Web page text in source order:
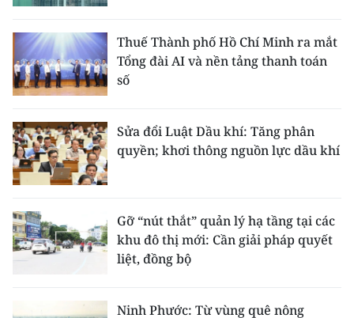
Thuế Thành phố Hồ Chí Minh ra mắt
Tổng đài AI và nền tảng thanh toán
số
Sửa đổi Luật Dầu khí: Tăng phân
quyền; khơi thông nguồn lực dầu khí
Gỡ “nút thắt” quản lý hạ tầng tại các
khu đô thị mới: Cần giải pháp quyết
liệt, đồng bộ
Ninh Phước: Từ vùng quê nông